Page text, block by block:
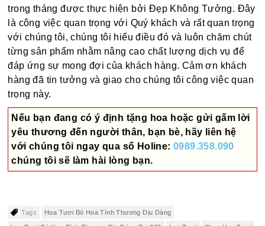
trong tháng được thực hiện bởi Đẹp Không Tưởng. Đây
là công việc quan trọng với Quý khách và rất quan trọng
với chúng tôi, chúng tôi hiểu điều đó và luôn chăm chút
từng sản phẩm nhằm nâng cao chất lượng dịch vụ để
đáp ứng sự mong đợi của khách hàng. Cảm ơn khách
hàng đã tin tưởng và giao cho chúng tôi công việc quan
trọng này.
Nếu bạn đang có ý định tặng hoa hoặc gửi gấm lời
yêu thương đến người thân, bạn bè, hãy liên hệ
với chúng tôi ngay qua số Holine:0989.358.090
chúng tôi sẽ làm hài lòng bạn.
Tags Hoa Tươi Bó Hoa Tình Thương Dịu Dàng